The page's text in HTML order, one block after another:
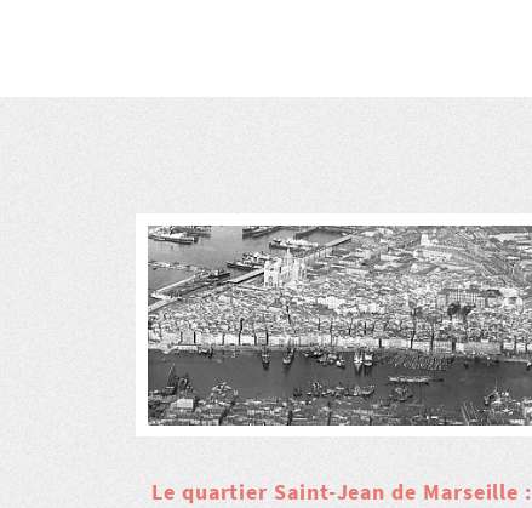
Le quartier Saint-Jean de Marseille :